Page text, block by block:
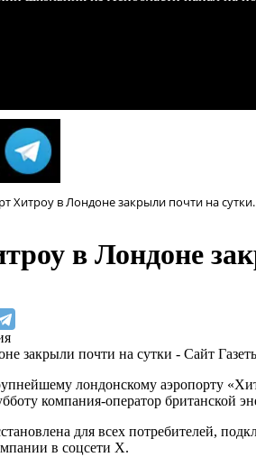
Хитроу в Лондоне закрыли почти на
в Лондоне
лондонскому аэропорту
компания-оператор британской
для всех потребителей,
в соцсети X.